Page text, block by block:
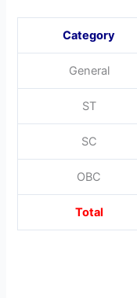
Category
General
ST
SC
OBC
Total